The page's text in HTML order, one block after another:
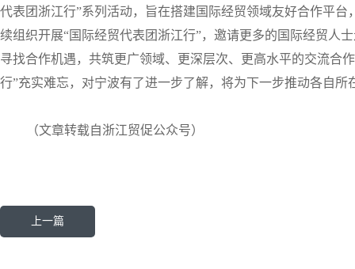
代表团浙江行”系列活动，旨在搭建国际经贸领域友好合作平
续组织开展“国际经贸代表团浙江行”，邀请更多的国际经贸人
寻找合作机遇，共筑更广领域、更深层次、更高水平的交流合
行”充实难忘，对宁波有了进一步了解，将为下一步推动各自
（文章转载自浙江贸促公众号）
上一篇